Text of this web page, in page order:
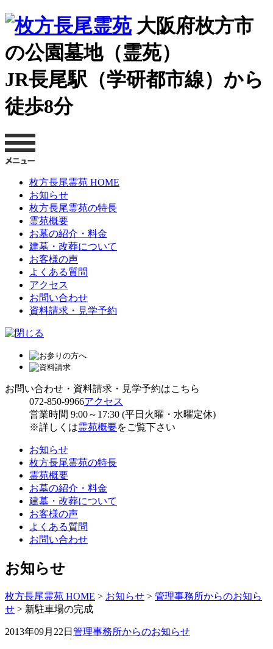
大阪府枚方市
の公園墓地（霊苑）
JR長尾駅（学研都市線）から
徒歩8分
枚方長尾霊苑 HOME
お知らせ
枚方長尾霊苑の特長
霊苑概要
お墓の紹介・料金
建墓・改葬について
お客様の声
よくある質問
アクセス
お問い合わせ
資料請求・見学予約
お問い合わせ・資料請求・見学予約はこちら
072-850-9966アクセス
営業時間 9:00～17:30 (平日火曜・水曜定休)
※詳しくは霊苑概要をご覧下さい
お知らせ
枚方長尾霊苑の特長
霊苑概要
お墓の紹介・料金
建墓・改葬について
お客様の声
よくある質問
お問い合わせ
お知らせ
枚方長尾霊苑 HOME > お知らせ > 管理事務所からのお知ら
せ > 新駐車場の完成
2013年09月22日 管理事務所からのお知らせ